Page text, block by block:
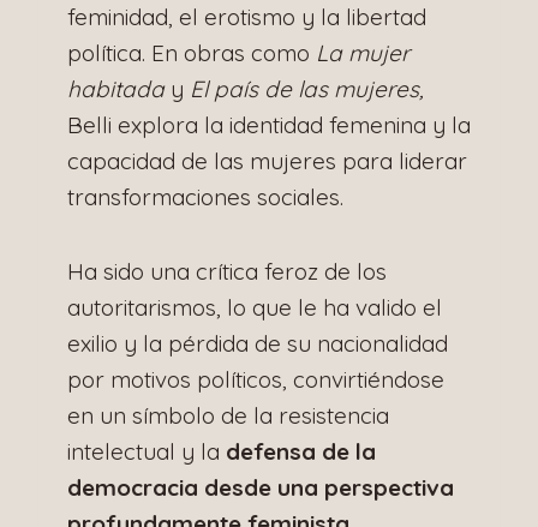
feminidad, el erotismo y la libertad
política. En obras como La mujer
habitaday El país de las mujeres,
Belli explora la identidad femenina y la
capacidad de las mujeres para liderar
transformaciones sociales.
Ha sido una crítica feroz de los
autoritarismos, lo que le ha valido el
exilio y la pérdida de su nacionalidad
por motivos políticos, convirtiéndose
en un símbolo de la resistencia
intelectual y la defensa de la
democracia desde una perspectiva